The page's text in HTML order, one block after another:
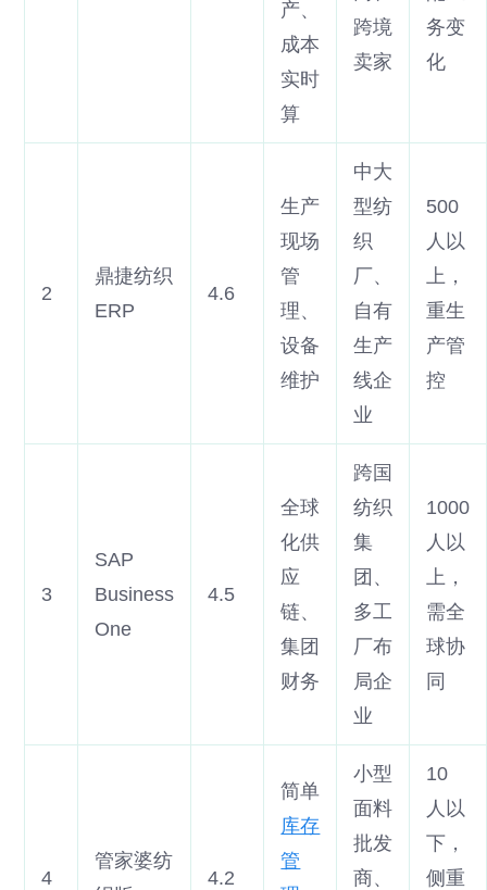
产、
成本
实时
算
跨境
卖家
务变
化
2
鼎捷纺织
ERP
4.6
生产
现场
管
理、
设备
维护
中大
型纺
织
厂、
自有
生产
线企
业
500
人以
上，
重生
产管
控
3
SAP
Business
One
4.5
全球
化供
应
链、
集团
财务
跨国
纺织
集
团、
多工
厂布
局企
业
1000
人以
上，
需全
球协
同
4
管家婆纺
4.2
简单
库存
管
小型
面料
批发
商、
10
人以
下，
侧重